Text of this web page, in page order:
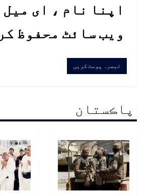
اپنا نام ، ای میل
ویب سائٹ محفوظ
پاڪستان